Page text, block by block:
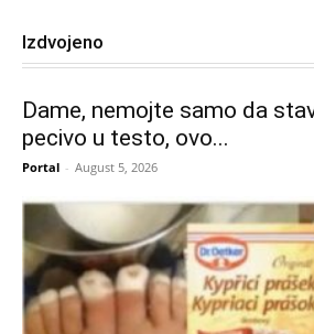
Izdvojeno
Dame, nemojte samo da
pecivo u testo, ovo...
Portal - August 5, 2026